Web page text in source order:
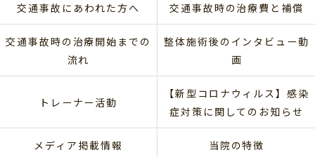
交通事故にあわれた方へ 交通事故時の治療費と補償
交通事故時の治療開始までの
流れ
整体施術後のインタビュー動
画
トレーナー活動
【新型コロナウィルス】感染
症対策に関してのお知らせ
メディア掲載情報 当院の特徴